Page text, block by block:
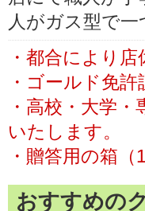
人がガス型で
・都合により
・ゴールド免
・高校・大学
いたします。
・贈答用の箱
おすすめの